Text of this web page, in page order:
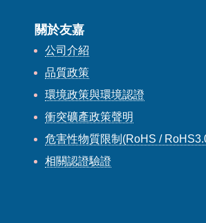
關於友嘉
公司介紹
品質政策
環境政策與環境認證
衝突礦產政策聲明
危害性物質限制(RoHS /
相關認證驗證